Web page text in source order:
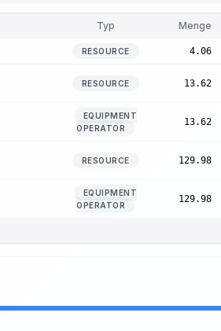
Typ Menge
RESOURCE 4.06
RESOURCE 13.62
EQUIPMENT
OPERATOR
13.62
RESOURCE 129.98
EQUIPMENT
OPERATOR
129.98